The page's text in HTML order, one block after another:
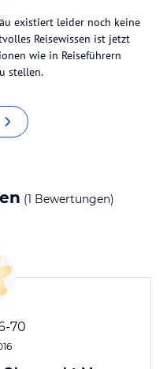
existiert leider noch keine
Reisewissen ist jetzt
wie in Reiseführern
stellen.
(1 Bewertungen)
70